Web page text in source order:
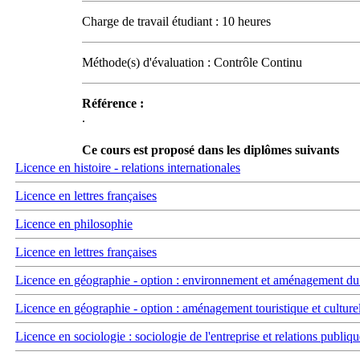
Charge de travail étudiant : 10 heures
Méthode(s) d'évaluation : Contrôle Continu
Référence :
.
Ce cours est proposé dans les diplômes suivants
Licence en histoire - relations internationales
Licence en lettres françaises
Licence en philosophie
Licence en lettres françaises
Licence en géographie - option : environnement et aménagement
Licence en géographie - option : aménagement touristique et culturel
Licence en sociologie : sociologie de l'entreprise et relations